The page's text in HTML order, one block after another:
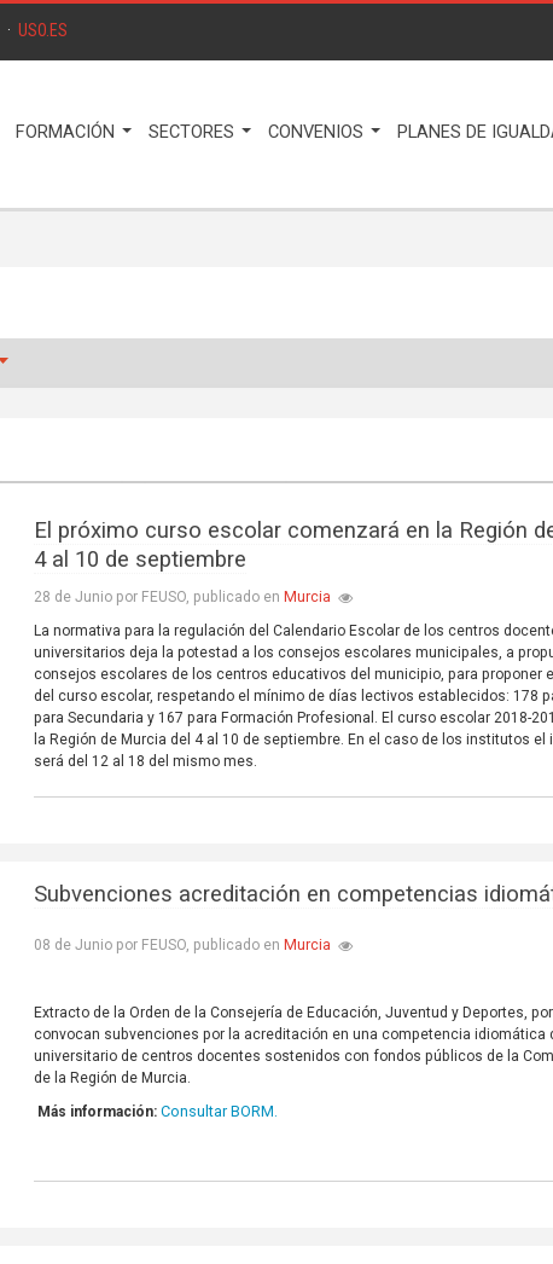
· USO.ES
FORMACIÓN SECTORES CONVENIOS PLANES DE
El próximo curso escolar comenzará en la Región
4 al 10 de septiembre
28 de Junio por FEUSO, publicado en Murcia
La normativa para la regulación del Calendario Escolar de los centros
universitarios deja la potestad a los consejos escolares municipales, a
consejos escolares de los centros educativos del municipio, para proponer
del curso escolar, respetando el mínimo de días lectivos establecidos: 178
para Secundaria y 167 para Formación Profesional. El curso escolar 2018-
la Región de Murcia del 4 al 10 de septiembre. En el caso de los institutos
será del 12 al 18 del mismo mes.
Subvenciones acreditación en competencias
08 de Junio por FEUSO, publicado en Murcia
Extracto de la Orden de la Consejería de Educación, Juventud y Deportes,
convocan subvenciones por la acreditación en una competencia idiomática
universitario de centros docentes sostenidos con fondos públicos de la
de la Región de Murcia.
Más información:Consultar BORM.